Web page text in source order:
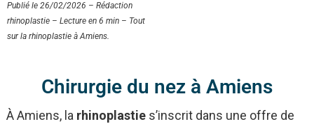
Publié le 26/02/2026 – Rédaction
rhinoplastie – Lecture en 6 min – Tout
sur la rhinoplastie à Amiens.
Chirurgie du nez à Amiens
À Amiens, larhinoplasties’inscrit dans une offre de